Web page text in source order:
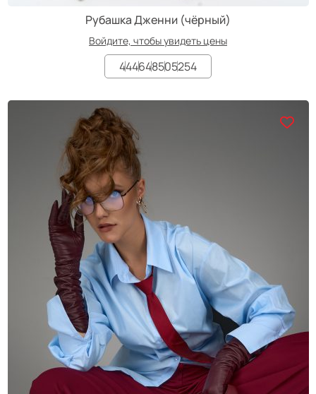
Рубашка Дженни (чёрный)
Войдите, чтобы увидеть цены
444648505254